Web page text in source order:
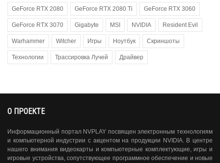
GeForce RTX 2080 GeForce RTX 2080 Ti GeForce RTX 3060
GeForce RTX 3070 Gigabyte MSI NVIDIA Resident Evil
Warhammer Witcher Игры Ноутбук Скриншоты
Технологии Трассировка Лучей Драйвер
О ПРОЕКТЕ
Информационный портал NVPLAY посвящен электронным технологиям
и компьютерной индустрии с акцентом на продукции NVIDIA. В центре
нашего внимания видеокарты и компьютерные комплектующие, игры и
игровые устройства, сопутствующее программное обеспечение и новые